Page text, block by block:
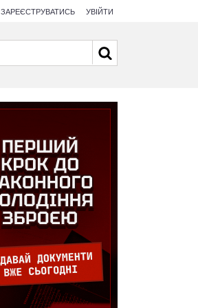
ЗАРЕЄСТРУВАТИСЬ УВІЙТИ